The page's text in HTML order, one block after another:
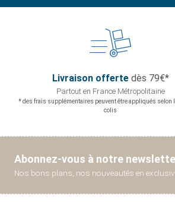
Livraison offertedès 79€*
Partout en France Métropolitaine
* des frais supplémentaires peuvent être appliqués selon
colis
Abonnez-vous à notre
Nos bons plans, nos nouveautés en